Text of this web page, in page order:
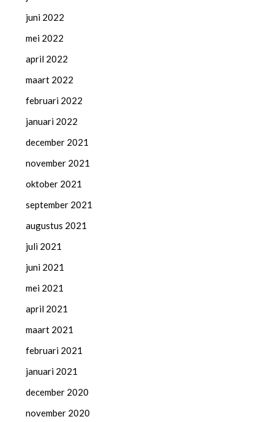
juni 2022
mei 2022
april 2022
maart 2022
februari 2022
januari 2022
december 2021
november 2021
oktober 2021
september 2021
augustus 2021
juli 2021
juni 2021
mei 2021
april 2021
maart 2021
februari 2021
januari 2021
december 2020
november 2020